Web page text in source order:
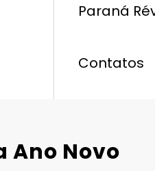
Paraná
Contatos
Ano Novo